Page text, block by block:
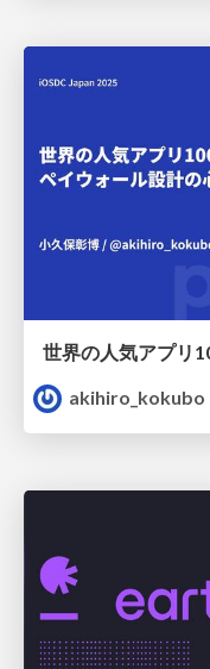
akihiro_kokubo